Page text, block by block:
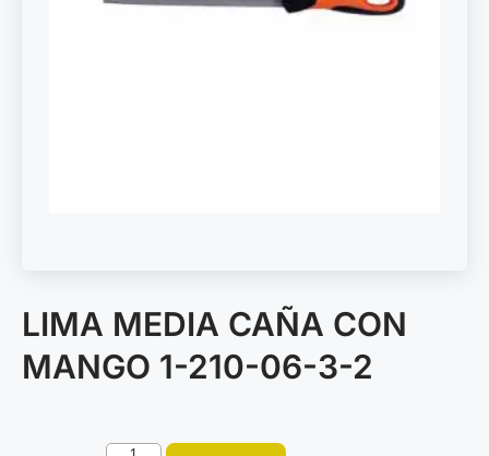
LIMA MEDIA CAÑA CON
MANGO 1-210-06-3-2